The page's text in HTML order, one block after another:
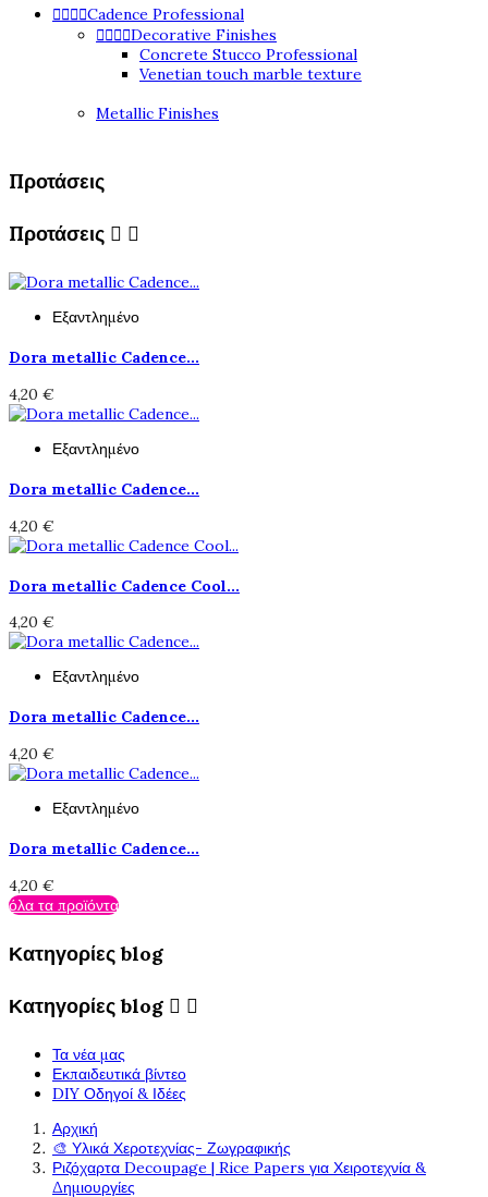
Cadence Professional
Decorative Finishes
Concrete Stucco Professional
Venetian touch marble texture
Metallic Finishes
Προτάσεις
Προτάσεις  
Εξαντλημένο
Dora metallic Cadence...
4,20 €
Εξαντλημένο
Dora metallic Cadence...
4,20 €
Dora metallic Cadence Cool...
4,20 €
Εξαντλημένο
Dora metallic Cadence...
4,20 €
Εξαντλημένο
Dora metallic Cadence...
4,20 €
όλα τα προϊόντα
Κατηγορίες blog
Κατηγορίες blog  
Τα νέα μας
Εκπαιδευτικά βίντεο
DIY Οδηγοί & Ιδέες
Αρχική
🎨 Υλικά Χεροτεχνίας- Ζωγραφικής
Ριζόχαρτα Decoupage | Rice Papers για Χειροτεχνία &
Δημιουργίες